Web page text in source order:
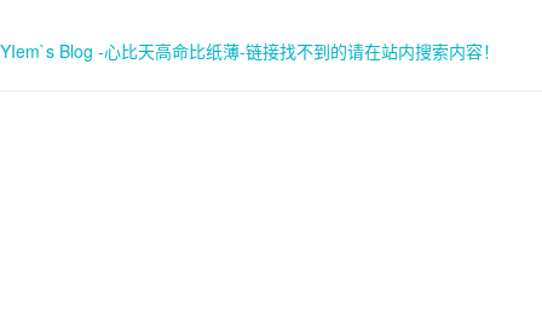
YIem`s Blog -心比天高命比纸薄-链接找不到的请在站内搜索内容！